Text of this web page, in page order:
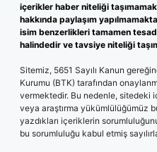
içerikler haber niteliği
hakkında paylaşım
isim benzerlikleri tamamen
halindedir ve tavsiye niteliği
Sitemiz, 5651 Sayılı Kanun
Kurumu (BTK) tarafından
vermektedir. Bu nedenle, sitedeki
veya araştırma yükümlülüğümüz
yazdıkları içeriklerin
bu sorumluluğu kabul etmiş